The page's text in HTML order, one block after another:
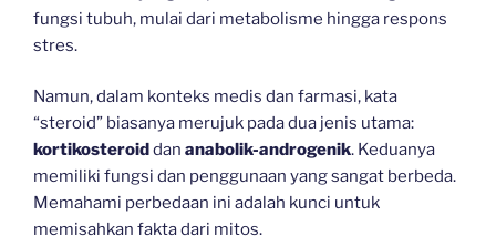
fungsi tubuh, mulai dari metabolisme hingga respons
stres.
Namun, dalam konteks medis dan farmasi, kata
“steroid” biasanya merujuk pada dua jenis utama:
kortikosteroiddan anabolik-androgenik. Keduanya
memiliki fungsi dan penggunaan yang sangat berbeda.
Memahami perbedaan ini adalah kunci untuk
memisahkan fakta dari mitos.